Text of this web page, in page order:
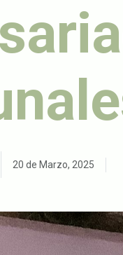
20 de Marzo, 2025